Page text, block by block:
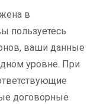
в
пользуетесь
ваши данные
уровне. При
договорные